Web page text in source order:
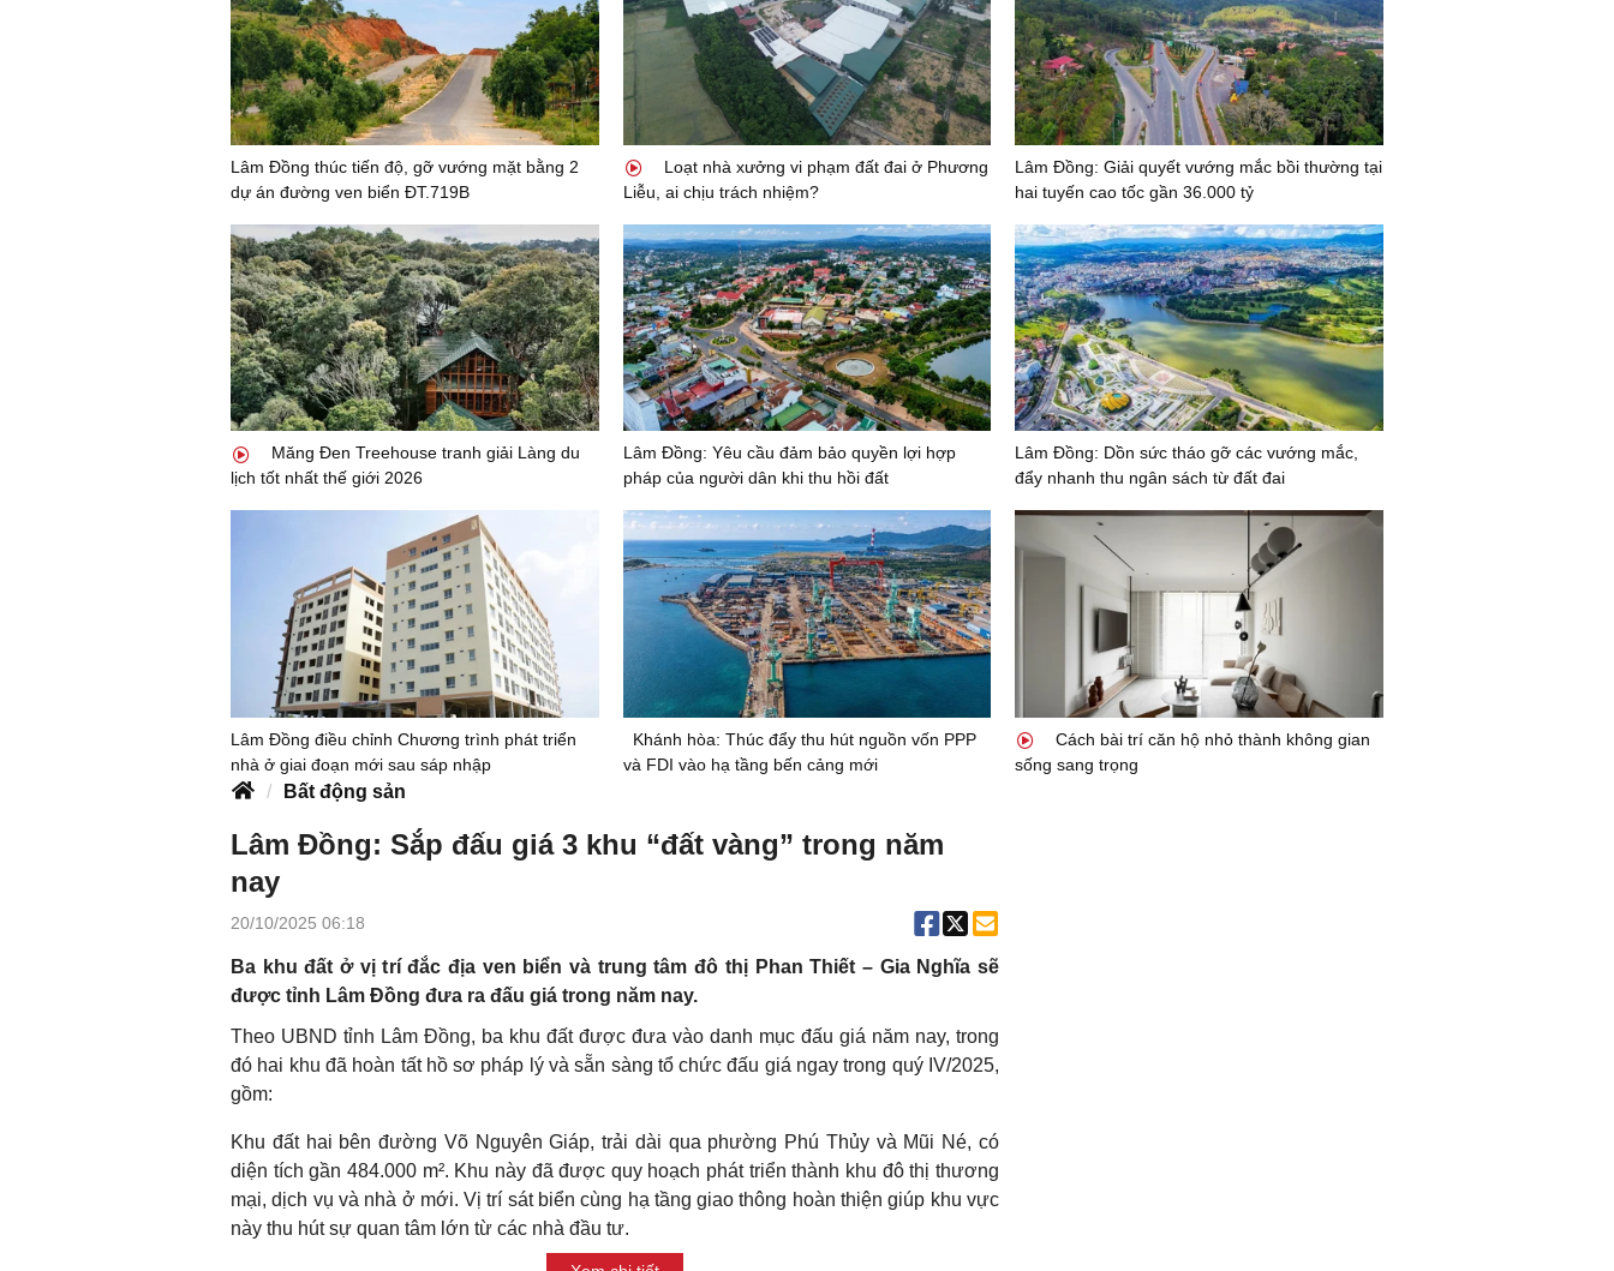
Lâm Đồng thúc tiến độ, gỡ vướng mặt bằng 2
dự án đường ven biển ĐT.719B
Loạt nhà xưởng vi phạm đất đai ở Phương
Liễu, ai chịu trách nhiệm?
Lâm Đồng: Giải quyết vướng mắc bồi thường tại
hai tuyến cao tốc gần 36.000 tỷ
Măng Đen Treehouse tranh giải Làng du
lịch tốt nhất thế giới 2026
Lâm Đồng: Yêu cầu đảm bảo quyền lợi hợp
pháp của người dân khi thu hồi đất
Lâm Đồng: Dồn sức tháo gỡ các vướng mắc,
đẩy nhanh thu ngân sách từ đất đai
Lâm Đồng điều chỉnh Chương trình phát triển
nhà ở giai đoạn mới sau sáp nhập
Khánh hòa: Thúc đẩy thu hút nguồn vốn PPP
và FDI vào hạ tầng bến cảng mới
Cách bài trí căn hộ nhỏ thành không gian
sống sang trọng
Bất động sản
Lâm Đồng: Sắp đấu giá 3 khu “đất vàng” trong năm
nay
20/10/2025 06:18
Ba khu đất ở vị trí đắc địa ven biển và trung tâm đô thị Phan Thiết – Gia Nghĩa sẽ
được tỉnh Lâm Đồng đưa ra đấu giá trong năm nay.
Theo UBND tỉnh Lâm Đồng, ba khu đất được đưa vào danh mục đấu giá năm nay, trong
đó hai khu đã hoàn tất hồ sơ pháp lý và sẵn sàng tổ chức đấu giá ngay trong quý IV/2025,
gồm:
Khu đất hai bên đường Võ Nguyên Giáp, trải dài qua phường Phú Thủy và Mũi Né, có
diện tích gần 484.000 m². Khu này đã được quy hoạch phát triển thành khu đô thị thương
mại, dịch vụ và nhà ở mới. Vị trí sát biển cùng hạ tầng giao thông hoàn thiện giúp khu vực
này thu hút sự quan tâm lớn từ các nhà đầu tư.